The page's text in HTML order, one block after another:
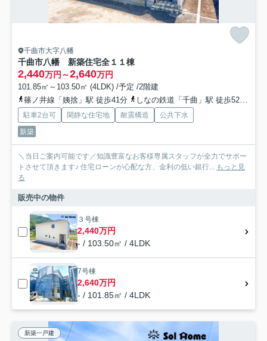
千曲市大字八幡
千曲市八幡 新築住宅全１１棟
2,440万円～2,640万円
101.85㎡～103.50㎡ (4LDK) /予定 /2階建
篠ノ井線「姨捨」駅 徒歩41分
しなの鉄道「千曲」駅 徒歩52分
駐車2台可 閑静な住宅地 耐震構造
公共下水
新築
＼当日ご案内可能です／知識豊富なお客様専属スタッフが全力でサポー
トさせて頂きます♪ 住宅ローンが心配な方、金利の低い銀行... もっと見
る
販売中の物件
３号棟
2,440万円
- / 103.50㎡ / 4LDK
7号棟
2,640万円
- / 101.85㎡ / 4LDK
新築一戸建